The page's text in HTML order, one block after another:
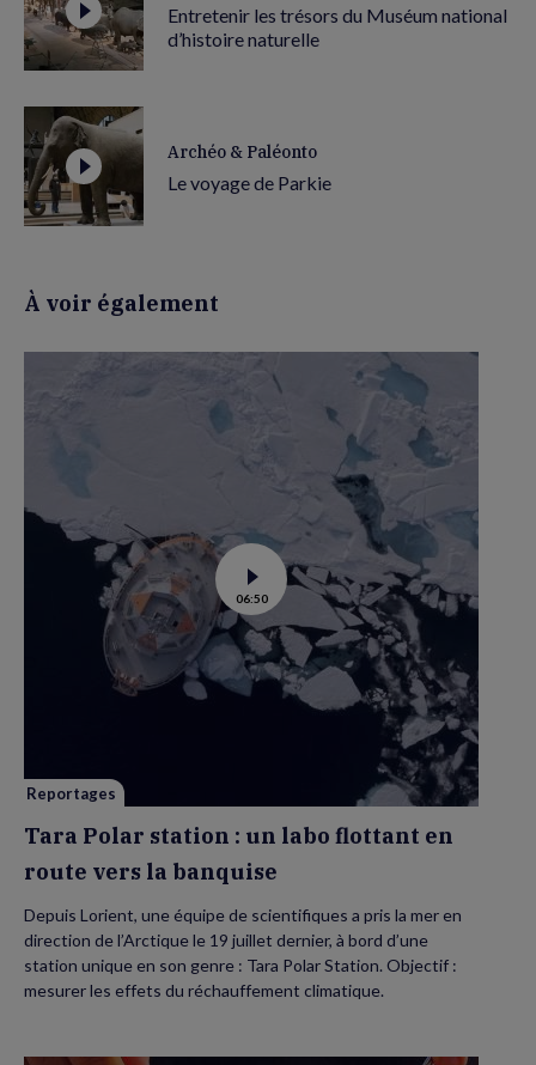
Entretenir les trésors du Muséum national
d’histoire naturelle
Archéo & Paléonto
Le voyage de Parkie
À voir également
Voir
la
vidéo
de
Tara
Polar
station
:
la
06:50
Reportages
Tara Polar station : un labo flottant en
route vers la banquise
Depuis Lorient, une équipe de scientifiques a pris la mer en
direction de l’Arctique le 19 juillet dernier, à bord d’une
station unique en son genre : Tara Polar Station. Objectif :
mesurer les effets du réchauffement climatique.